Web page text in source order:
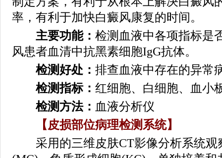
率，有利于加快白癜风康复的时间。
主要功能： 检测血液中各项指标是
风患者血清中抗黑素细胞IgG抗体。
检测好处： 排查血液中存在的异常
检测指标： 红细胞、白细胞、血小
检测方法： 血液分析仪
【皮损部位病理检测系统】
采用的三维皮肤CT影像分析系统观